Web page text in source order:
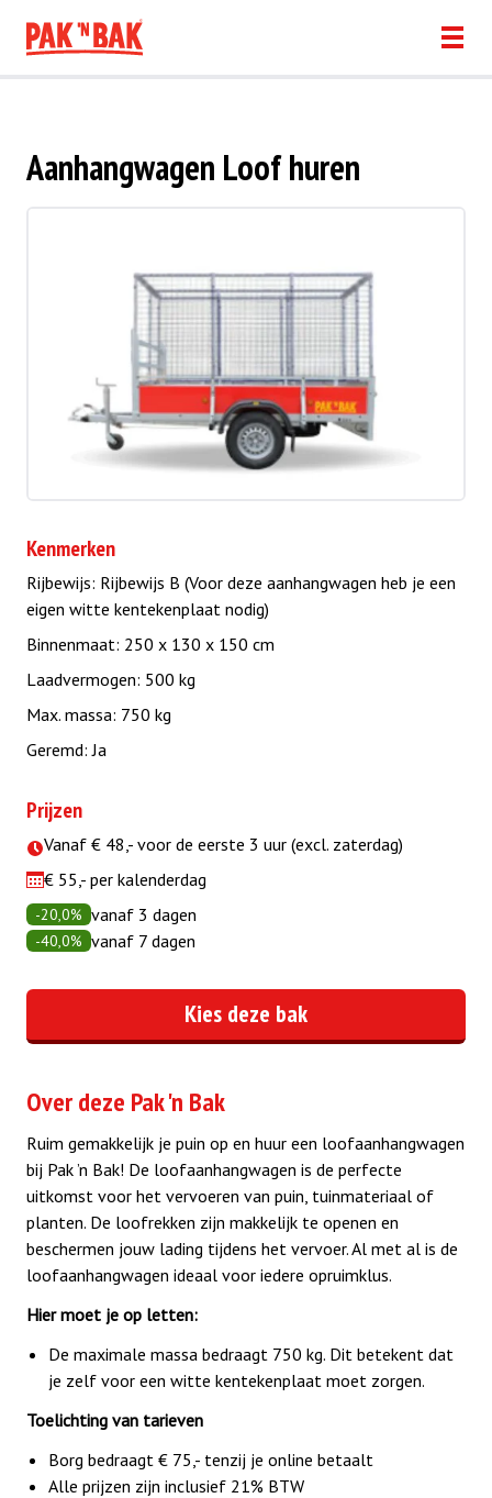
Aanhangwagen Loof huren
Kenmerken
Rijbewijs: Rijbewijs B (Voor deze aanhangwagen heb je een
eigen witte kentekenplaat nodig)
Binnenmaat: 250 x 130 x 150 cm
Laadvermogen: 500 kg
Max. massa: 750 kg
Geremd: Ja
Prijzen
Vanaf € 48,- voor de eerste 3 uur (excl. zaterdag)
€ 55,- per kalenderdag
-20,0% vanaf 3 dagen
-40,0% vanaf 7 dagen
Kies deze bak
Over deze Pak 'n Bak
Ruim gemakkelijk je puin op en huur een loofaanhangwagen
bij Pak ’n Bak! De loofaanhangwagen is de perfecte
uitkomst voor het vervoeren van puin, tuinmateriaal of
planten. De loofrekken zijn makkelijk te openen en
beschermen jouw lading tijdens het vervoer. Al met al is de
loofaanhangwagen ideaal voor iedere opruimklus.
Hier moet je op letten:
De maximale massa bedraagt 750 kg. Dit betekent dat
je zelf voor een witte kentekenplaat moet zorgen.
Toelichting van tarieven
Borg bedraagt € 75,- tenzij je online betaalt
Alle prijzen zijn inclusief 21% BTW